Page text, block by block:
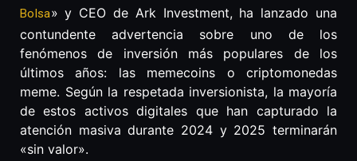
Bolsa» y CEO de Ark Investment, ha lanzado una
contundente advertencia sobre uno de los
fenómenos de inversión más populares de los
últimos años: las memecoins o criptomonedas
meme. Según la respetada inversionista, la mayoría
de estos activos digitales que han capturado la
atención masiva durante 2024 y 2025 terminarán
«sin valor».